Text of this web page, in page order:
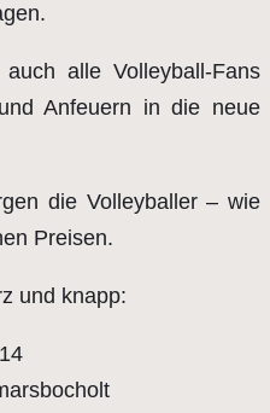
alle Volleyball-Fans
Anfeuern in die neue
die Volleyballer – wie
Preisen.
und knapp: